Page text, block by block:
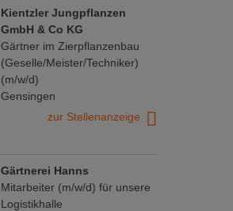
Kientzler Jungpflanzen
GmbH & Co KG
Gärtner im Zierpflanzenbau
(Geselle/Meister/Techniker)
(m/w/d)
Gensingen
zur Stellenanzeige
Gärtnerei Hanns
Mitarbeiter (m/w/d) für unsere
Logistikhalle